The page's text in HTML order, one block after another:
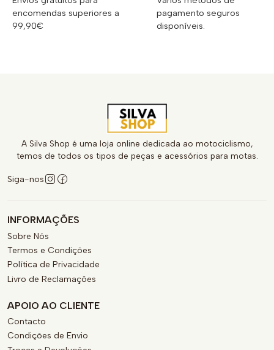
encomendas superiores a
99,90€
pagamento seguros
disponíveis.
A Silva Shop é uma loja online dedicada ao motociclismo,
temos de todos os tipos de peças e acessórios para motas.
Siga-nos
INFORMAÇÕES
Sobre Nós
Termos e Condições
Política de Privacidade
Livro de Reclamações
APOIO AO CLIENTE
Contacto
Condições de Envio